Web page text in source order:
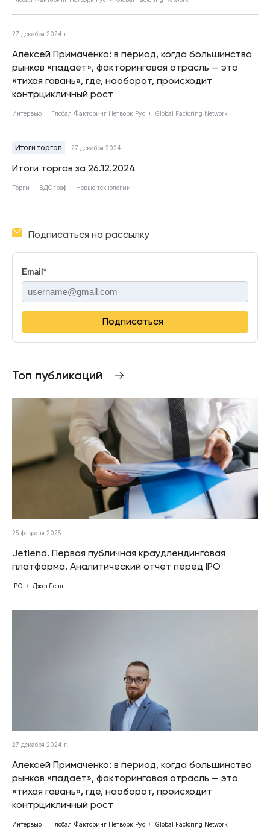
27 декабря 2024 г.
Алексей Примаченко: в период, когда большинство
рынков «падает», факторинговая отрасль — это
«тихая гавань», где, наоборот, происходит
контрцикличный рост
Интервью Глобал Факторинг Нетворк Рус Global Factoring Network
Итоги торгов 27 декабря 2024 г.
Итоги торгов за 26.12.2024
Торги ВДОграф Новые технологии
Подписаться на рассылку
Email *
Подписаться
Топ публикаций
25 февраля 2025 г.
Jetlend. Первая публичная краудлендинговая
платформа. Аналитический отчет перед IPO
IPO ДжетЛенд
27 декабря 2024 г.
Алексей Примаченко: в период, когда большинство
рынков «падает», факторинговая отрасль — это
«тихая гавань», где, наоборот, происходит
контрцикличный рост
Интервью Глобал Факторинг Нетворк Рус Global Factoring Network